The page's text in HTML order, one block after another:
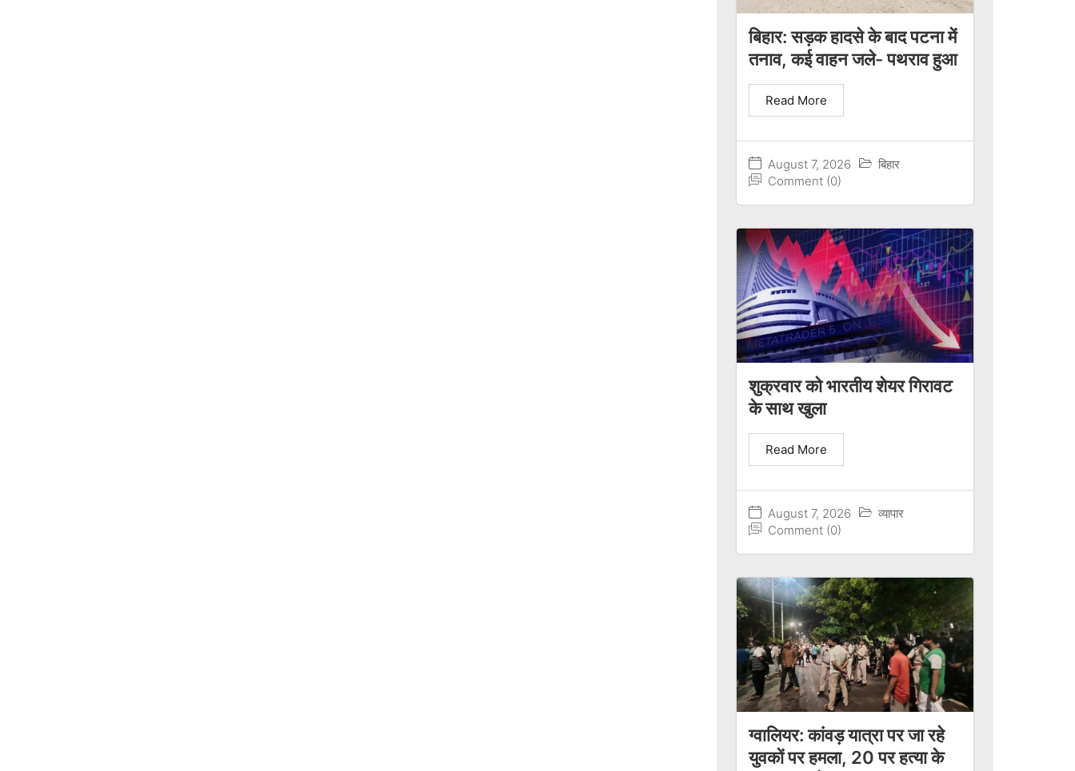
बिहार: सड़क हादसे के बाद पटना में
तनाव, कई वाहन जले- पथराव हुआ
August 7, 2026
बिहार
Comment (0)
Read More
शुक्रवार को भारतीय शेयर गिरावट
के साथ खुला
August 7, 2026
व्यापार
Comment (0)
Read More
ग्वालियर: कांवड़ यात्रा पर जा रहे
युवकों पर हमला, 20 पर हत्या के